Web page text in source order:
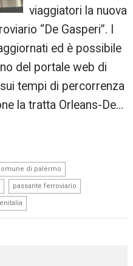
viaggiatori la nuova
“De Gasperi”. I
ed è possibile
del portale web di
tempi di percorrenza
la tratta Orleans-De…
di palermo
passante ferroviario